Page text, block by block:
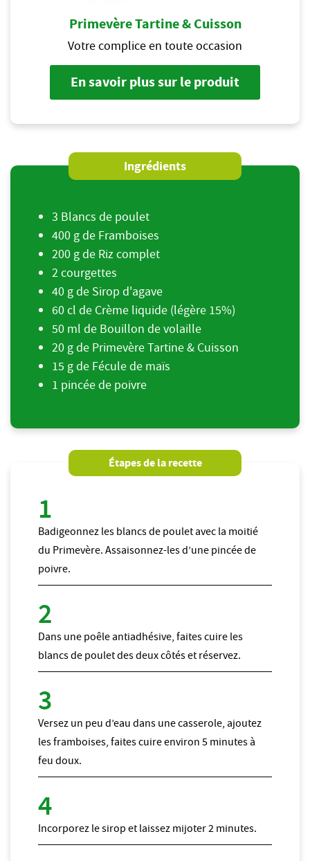
Ingrédients
3 Blancs de poulet
400 g de Framboises
200 g de Riz complet
2 courgettes
40 g de Sirop d'agave
60 cl de Crème liquide (légère 15%)
50 ml de Bouillon de volaille
20 g de Primevère Tartine & Cuisson
15 g de Fécule de maïs
1 pincée de poivre
Étapes de la recette
Badigeonnez les blancs de poulet avec la moitié
du Primevère. Assaisonnez-les d’une pincée de
poivre.
Dans une poêle antiadhésive, faites cuire les
blancs de poulet des deux côtés et réservez.
Versez un peu d’eau dans une casserole, ajoutez
les framboises, faites cuire environ 5 minutes à
feu doux.
Incorporez le sirop et laissez mijoter 2 minutes.
Primevère Tartine & Cuisson
Votre complice en toute occasion
En savoir plus sur le produit